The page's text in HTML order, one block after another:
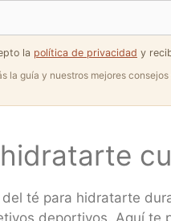
la política de privacidad y
la guía y nuestros mejores
té para hidratarte
deportivos. Aquí te